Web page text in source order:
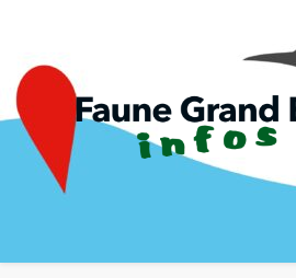
Faune